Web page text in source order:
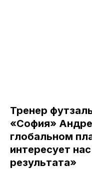
Тренер
«София»
глобальном
интересует
результата»